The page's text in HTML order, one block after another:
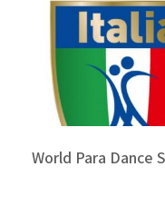
World Para Dance